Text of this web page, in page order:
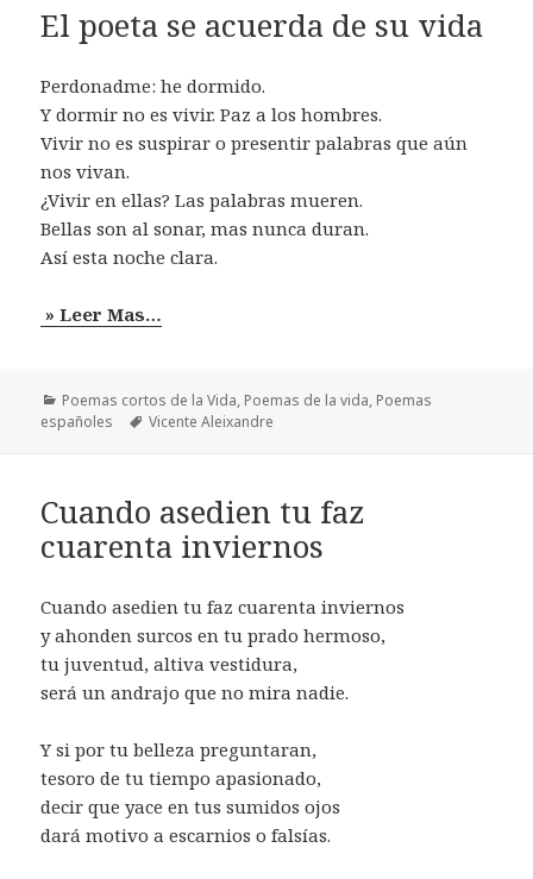
El poeta se acuerda de su vida
Perdonadme: he dormido.
Y dormir no es vivir. Paz a los hombres.
Vivir no es suspirar o presentir palabras que aún
nos vivan.
¿Vivir en ellas? Las palabras mueren.
Bellas son al sonar, mas nunca duran.
Así esta noche clara.
» Leer Mas…
Categorías
Poemas cortos de la Vida, Poemas de la vida, Poemas
españoles
Etiquetas
Vicente Aleixandre
Cuando asedien tu faz
cuarenta inviernos
Cuando asedien tu faz cuarenta inviernos
y ahonden surcos en tu prado hermoso,
tu juventud, altiva vestidura,
será un andrajo que no mira nadie.
Y si por tu belleza preguntaran,
tesoro de tu tiempo apasionado,
decir que yace en tus sumidos ojos
dará motivo a escarnios o falsías.